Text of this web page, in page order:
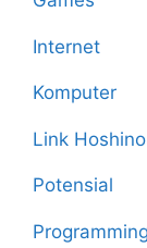
Internet
Komputer
Link Hoshino
Potensial
Programming